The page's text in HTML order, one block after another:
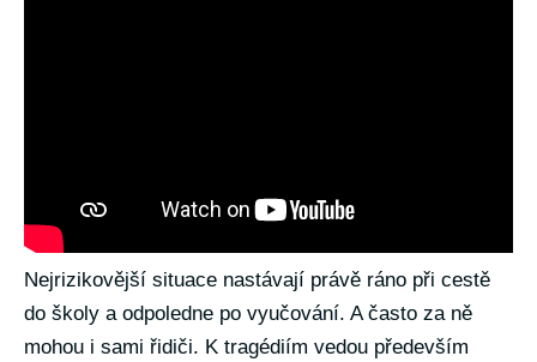
Nejrizikovější situace nastávají právě ráno při cestě
do školy a odpoledne po vyučování. A často za ně
mohou i sami řidiči. K tragédiím vedou především